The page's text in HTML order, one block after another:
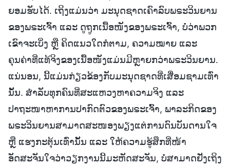
ຍອມຮັບໄດ້. ເຖິງແມ່ນວ່າ ມະນຸດຊາດເຄົາລົບພຣະວິນຍານ
ຂອງພຣະເຈົ້າ ແລະ ດູຖູກເນື້ອໜັງຂອງພຣະເຈົ້າ, ບໍ່ວ່າພວກ
ເຂົາຈະເບິ່ງ ຫຼື ຄິດແນວໃດກໍຕາມ, ຄວາມໝາຍ ແລະ
ຄຸນຄ່າທີ່ແທ້ຈິງຂອງເນື້ອໜັງແມ່ນມີຫຼາຍກວ່າພຣະວິນຍານ.
ແນ່ນອນ, ນີ້ແມ່ນກ່ຽວຂ້ອງກັບມະນຸດຊາດທີ່ເສື່ອມຊາມເທົ່າ
ນັ້ນ. ສຳລັບທຸກຄົນທີ່ສະແຫວງຫາຄວາມຈິງ ແລະ
ປາຖະໜາຫາການປາກົດຕົວຂອງພຣະເຈົ້າ, ພາລະກິດຂອງ
ພຣະວິນຍານສາມາດສະໜອງພຽງແຕ່ການດົນບັນດານໃຈ
ຫຼື ແຮງກະຕຸ້ນເທົ່ານັ້ນ ແລະ ໃຫ້ຄວາມຮູ້ສຶກທີ່ໜ້າ
ອັດສະຈັນໃຈວ່າວຽກງານນີ້ມະຫັດສະຈັນ, ບໍ່ສາມາດຢັ່ງເຖິງ